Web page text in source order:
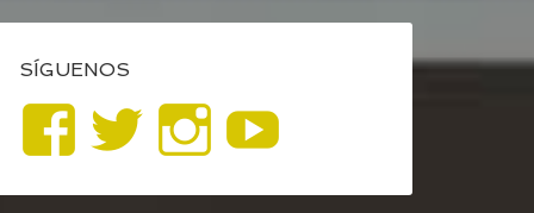
SÍGUENOS
Ver
perfil
Ver
perfil
Ver
perfil